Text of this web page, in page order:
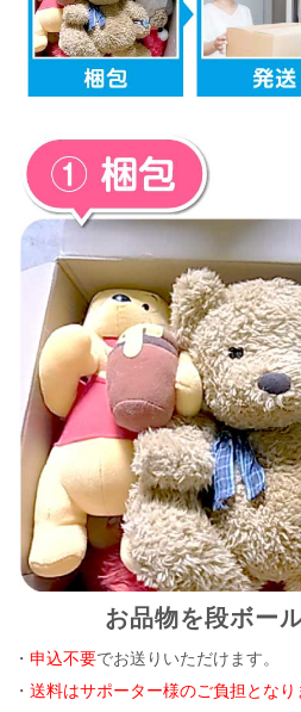
お品物を段ボー
・申込不要でお送りいただけます。
・送料はサポーター様のご負担となり